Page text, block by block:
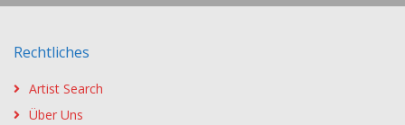
Rechtliches
Artist Search
Über Uns